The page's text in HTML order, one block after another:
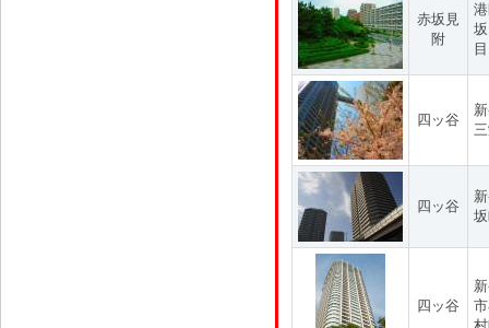
赤坂見
附
目
四ッ谷
四ッ谷
四ッ谷